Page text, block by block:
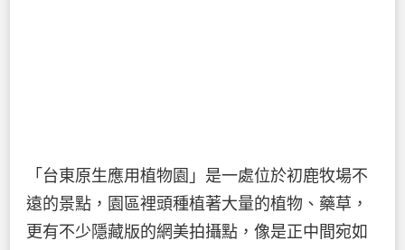
「台東原生應用植物園」是一處位於初鹿牧場不
遠的景點，園區裡頭種植著大量的植物、藥草，
更有不少隱藏版的網美拍攝點，像是正中間宛如